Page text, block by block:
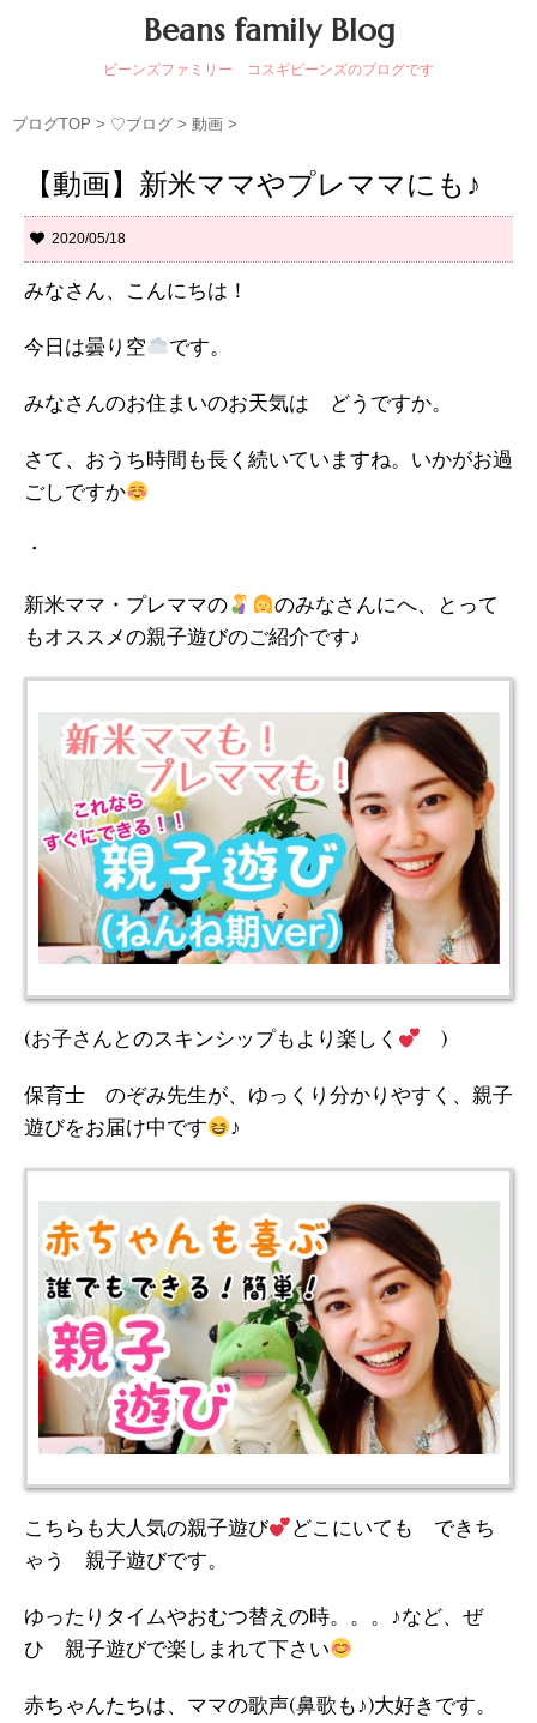
Beans family Blog
ビーンズファミリー コスギビーンズのブログです
ブログTOP > ♡ブログ > 動画 >
【動画】新米ママやプレママにも♪
2020/05/18
みなさん、こんにちは！
今日は曇り空 です。
みなさんのお住まいのお天気は どうですか。
さて、おうち時間も長く続いていますね。いかがお過
ごしですか
・
新米ママ・プレママの
のみなさんにへ、とって
もオススメの親子遊びのご紹介です♪
(お子さんとのスキンシップもより楽しく )
保育士 のぞみ先生が、ゆっくり分かりやすく、親子
遊びをお届け中です
♪
こちらも大人気の親子遊び
どこにいても できち
ゃう 親子遊びです。
ゆったりタイムやおむつ替えの時。。。♪など、ぜ
ひ 親子遊びで楽しまれて下さい
赤ちゃんたちは、ママの歌声(鼻歌も♪)大好きです。